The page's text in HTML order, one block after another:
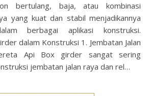
bertulang, baja, atau kombinasi
yang kuat dan stabil menjadikannya
berbagai aplikasi konstruksi.
dalam Konstruksi 1. Jembatan Jalan
Api Box girder sangat sering
jembatan jalan raya dan rel…